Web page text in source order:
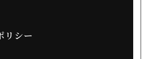
リシー